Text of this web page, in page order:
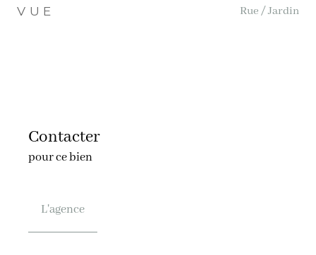
VUE Rue / Jardin
Contacter
pour ce bien
L'agence